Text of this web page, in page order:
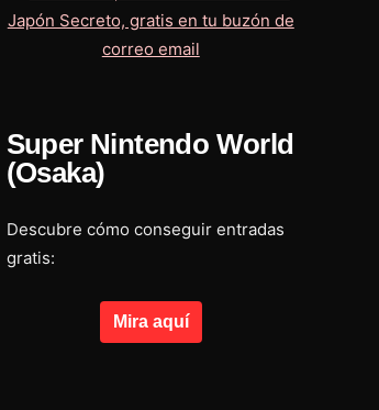
Super Nintendo World
(Osaka)
Descubre cómo conseguir entradas
gratis:
Mira aquí